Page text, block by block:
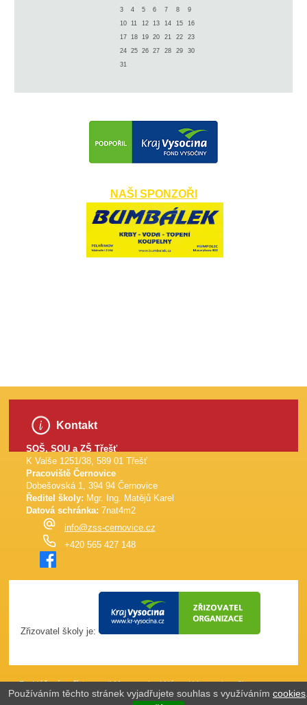
3
4 5 6 7 8
9
10
11 12 13 14 15
16
17
18 19 20 21 22
23
24
25 26 27 28 29
30
31
NAŠI SPONZOŘI
Kontakt
SOŠ, SOU a ZŠ Třešť
K Valše 1251/38, 589 01 Třešť
Pracoviště Černovice
Dobešovská 1, 394 94 Černovice
Ředitel školy: Mgr. Ing. Matějů Karel
Datová schránka: 7nat4m2
info@zss-cernovice.cz
+420 565 427 148
Zřizovatel školy je:
Prohlášení o přístupnosti Mapa webu|Názor|Vypnout grafiku
Webové stránky vytvořila společnost just4web.cz s.r.o. (J4W-RS v7.0)
Používáním těchto stránek vyjadřujete souhlas s využíváním cookies